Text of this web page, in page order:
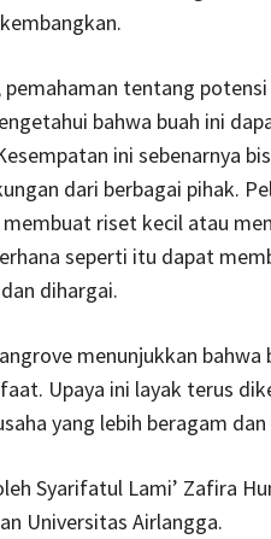
pemahaman tentang
bahwa buah ini
ini sebenarnya
dari berbagai pihak.
riset kecil atau
seperti itu dapat
dihargai.
menunjukkan
Upaya ini layak terus
yang lebih beragam
Syarifatul Lami’ Zafira
Universitas Airlangga.